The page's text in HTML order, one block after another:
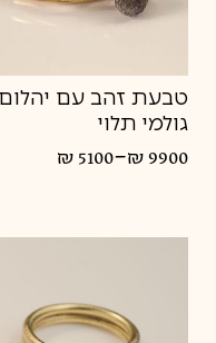
טבעת זהב עם יהלום
גולמי תלוי
₪ 5100–₪9900
טווח
עד